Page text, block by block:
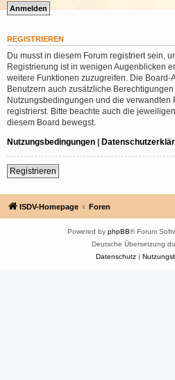
REGISTRIEREN
Du musst in diesem Forum registriert sein,
Registrierung ist in wenigen Augenblicken
weitere Funktionen zuzugreifen. Die Board-
Benutzern auch zusätzliche
Nutzungsbedingungen und die verwandten
registrierst. Bitte beachte auch die
diesem Board bewegst.
Nutzungsbedingungen |
Registrieren
ISDV-Homepage Foren
Powered by phpBB® Forum
Deutsche Übersetzung
Datenschutz|